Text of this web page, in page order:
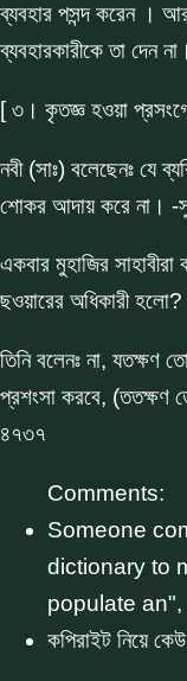
ব্যবহার পসন্দ করেন ।
ব্যবহারকারীকে তা দেন
[ ৩। কৃতজ্ঞ হওয়া
নবী (সাঃ) বলেছেনঃ যে
শোকর আদায় করে না। -
একবার মুহাজির
ছওয়ারের অধিকারী হলো?
তিনি বলেনঃ না, যতক্ষণ
প্রশংসা করবে, (ততক্ষণ
৪৭৩৭
Comments:
Someone
dictionary to
populate
কপিরাইট নিয়ে